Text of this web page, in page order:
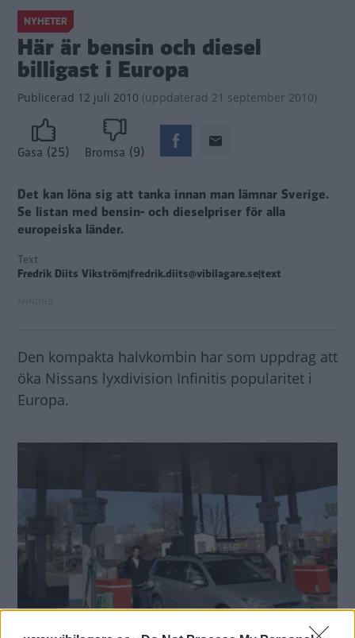
NYHETER
Här är bensin och diesel
billigast i Europa
Publicerad 12 juli 2010 (uppdaterad 21 september 2010)
Gasa (25) Bromsa (9)
Det kan löna sig att tanka innan man lämnar Sverige.
Se listan med bensin- och dieselpriser för alla
europeiska länder.
Text
Fredrik Diits Vikström|fredrik.diits@vibilagare.se|text
Den kompakta halvkombin har som uppdrag att
öka Nissans lyxdivision Infinitis popularitet i
Europa.